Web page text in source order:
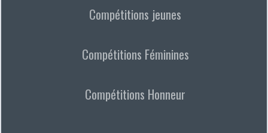
Compétitions jeunes
Compétitions Féminines
Compétitions Honneur